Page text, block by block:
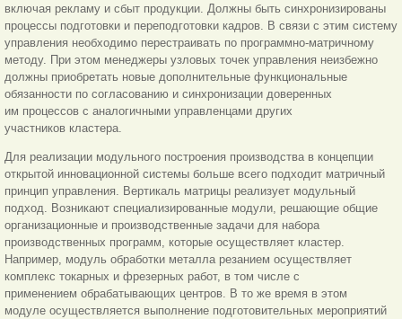
включая рекламу и сбыт продукции. Должны быть синхронизированы
процессы подготовки и переподготовки кадров. В связи с этим систему
управления необходимо перестраивать по программно-матричному
методу. При этом менеджеры узловых точек управления неизбежно
должны приобретать новые дополнительные функциональные
обязанности по согласованию и синхронизации доверенных
им процессов с аналогичными управленцами других
участников кластера.
Для реализации модульного построения производства в концепции
открытой инновационной системы больше всего подходит матричный
принцип управления. Вертикаль матрицы реализует модульный
подход. Возникают специализированные модули, решающие общие
организационные и производственные задачи для набора
производственных программ, которые осуществляет кластер.
Например, модуль обработки металла резанием осуществляет
комплекс токарных и фрезерных работ, в том числе с
применением обрабатывающих центров. В то же время в этом
модуле осуществляется выполнение подготовительных мероприятий